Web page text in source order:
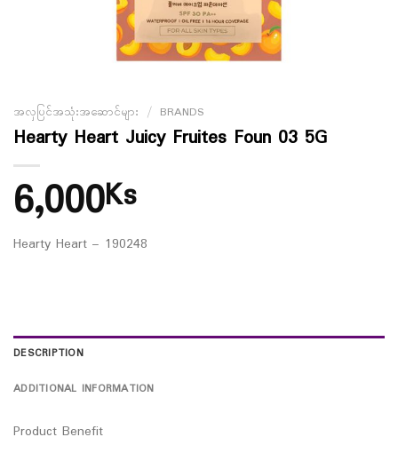
အလှပြင်အသုံးအဆောင်များ / BRANDS
Hearty Heart Juicy Fruites Foun 03 5G
6,000Ks
Hearty Heart – 190248
DESCRIPTION
ADDITIONAL INFORMATION
Product Benefit